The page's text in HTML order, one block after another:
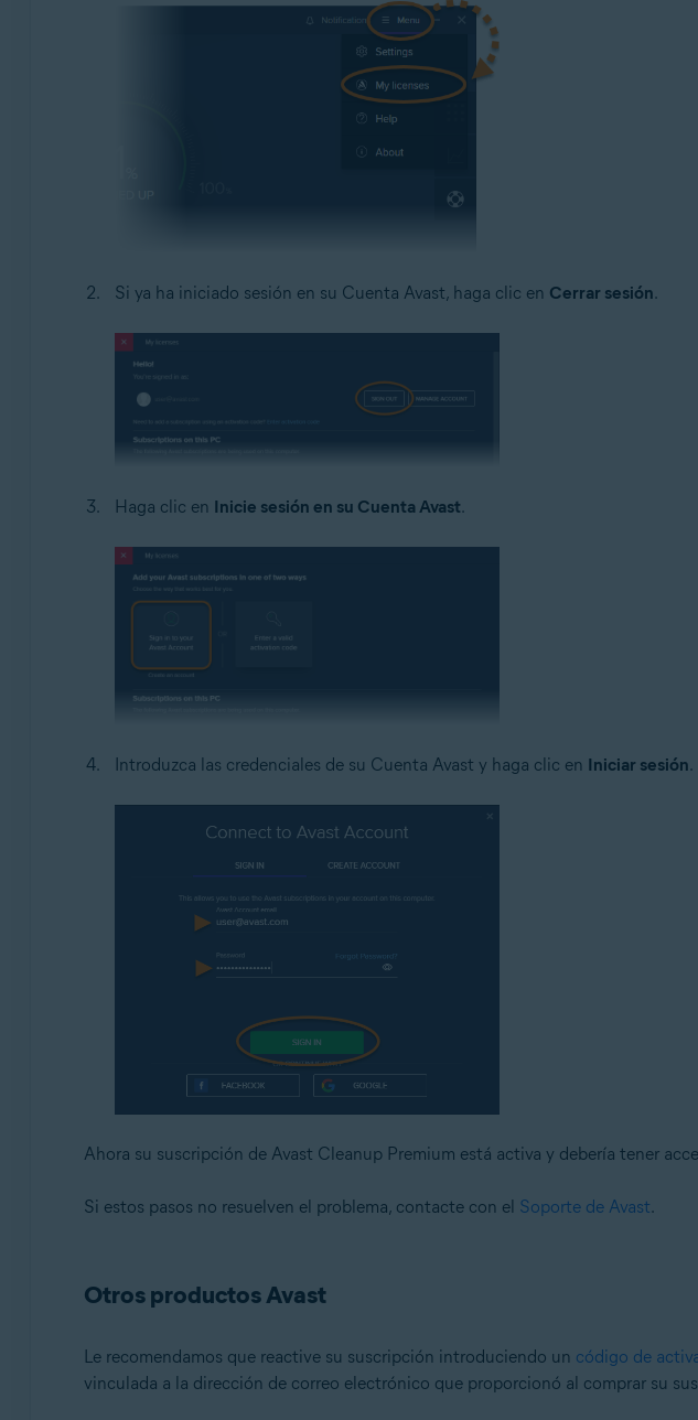
Si ya ha iniciado sesión en su Cuenta Avast, haga clic en Cerrar sesión.
Haga clic en Inicie sesión en su Cuenta Avast.
Introduzca las credenciales de su Cuenta Avast y haga clic en Iniciar sesión.
Ahora su suscripción de Avast Cleanup Premium está activa y debería tener
Si estos pasos no resuelven el problema, contacte con el Soporte de Avast.
Otros productos Avast
Le recomendamos que reactive su suscripción introduciendo un código de
vinculada a la dirección de correo electrónico que proporcionó al comprar su